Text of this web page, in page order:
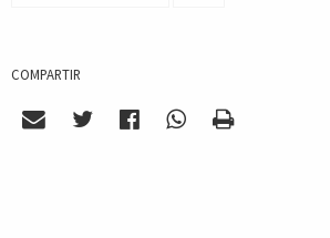
COMPARTIR